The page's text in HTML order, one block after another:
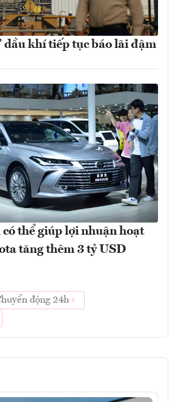
dầu khí tiếp tục báo lãi đậm
thể giúp lợi nhuận hoạt
tăng thêm 3 tỷ USD
động 24h